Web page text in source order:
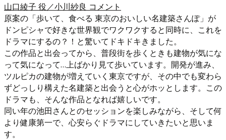
山口綾子 役／小川紗良 コメント
原案の「歩いて、食べる 東京のおいしい名建築さんぽ」が
ドンピシャで好きな世界観でワクワクすると同時に、これを
ドラマにするの？！と驚いてドキドキきました。
この作品と出会ってから、普段街を歩くときも建物が気にな
って気になって…上ばかり見て歩いています。開発が進み、
ツルピカの建物が増えていく東京ですが、その中でも変わら
ずどっしり構えた名建築と出会うと心がホッとします。この
ドラマも、そんな作品となれば嬉しいです。
同い年の池田さんとのセッションを楽しみながら、そして何
より健康第一で、心安らぐドラマにしていきたいと思いま
す。